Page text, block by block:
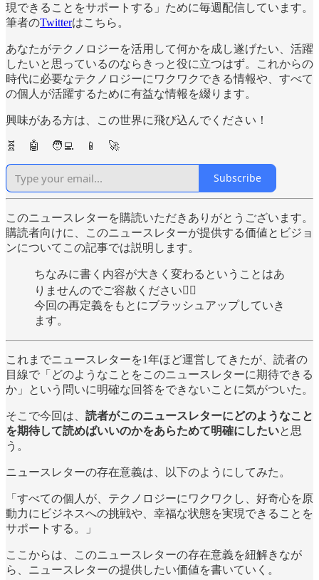
現できることをサポートする」ために毎週配信しています。
筆者のTwitterはこちら。
あなたがテクノロジーを活用して何かを成し遂げたい、活躍
したいと思っているのならきっと役に立つはず。これからの
時代に必要なテクノロジーにワクワクできる情報や、すべて
の個人が活躍するために有益な情報を綴ります。
興味がある方は、この世界に飛び込んでください！
🧬 🤖 🧑‍💻 📱 🚀
Subscribe
このニュースレターを購読いただきありがとうございます。
購読者向けに、このニュースレターが提供する価値とビジョ
ンについてこの記事では説明します。
ちなみに書く内容が大きく変わるということはあ
りませんのでご容赦ください🙇‍♂️
今回の再定義をもとにブラッシュアップしていき
ます。
これまでニュースレターを1年ほど運営してきたが、読者の
目線で「どのようなことをこのニュースレターに期待できる
か」という問いに明確な回答をできないことに気がついた。
そこで今回は、 読者がこのニュースレターにどのようなこと
を期待して読めばいいのかをあらためて明確にしたいと思
う。
ニュースレターの存在意義は、以下のようにしてみた。
「すべての個人が、テクノロジーにワクワクし、好奇心を原
動力にビジネスへの挑戦や、幸福な状態を実現できることを
サポートする。」
ここからは、このニュースレターの存在意義を紐解きなが
ら、ニュースレターの提供したい価値を書いていく。